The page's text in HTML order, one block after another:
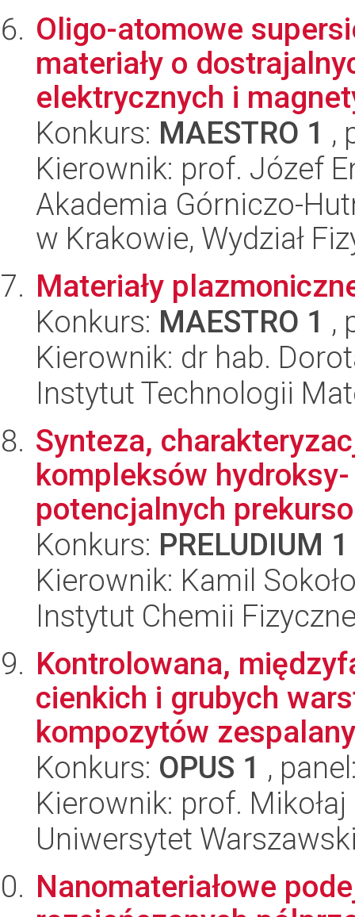
Oligo-atomowe
materiały o
elektrycznych i
Konkurs: MAESTRO 1 ,
Kierownik: prof. Józef
Akademia Górniczo-
w Krakowie, Wydział
Materiały
Konkurs: MAESTRO 1 ,
Kierownik: dr hab.
Instytut Technologii
Synteza,
kompleksów
potencjalnych
Konkurs: PRELUDIUM 1
Kierownik: Kamil
Instytut Chemii
Kontrolowana,
cienkich i grubych
kompozytów
Konkurs: OPUS 1 ,
Kierownik: prof.
Uniwersytet
Nanomateriałowe